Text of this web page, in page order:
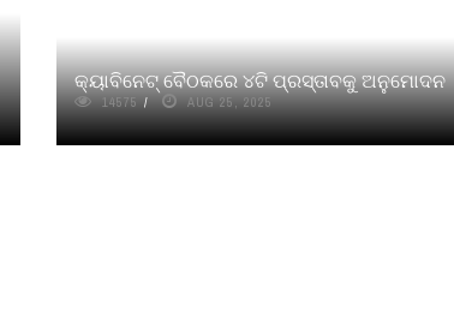
କ୍ୟାବିନେଟ୍‌ ବୈଠକରେ ୪ଟି ପ୍ରସ୍ତାବକୁ ଅନୁମୋଦନ
14575 AUG 25, 2025